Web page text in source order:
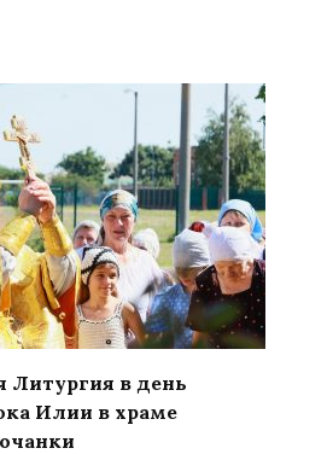
Литургия в день
Илии в храме